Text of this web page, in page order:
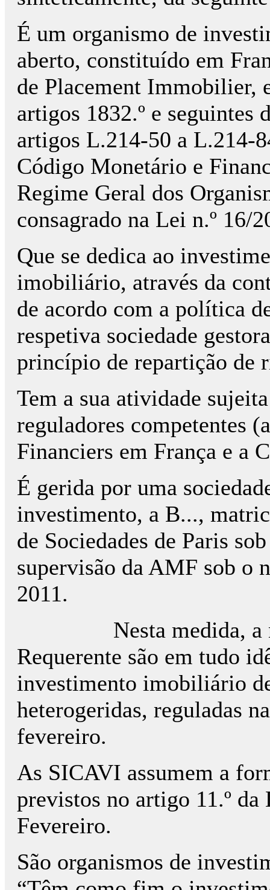
É um organismo de
aberto, constituído em
de Placement Immobilier,
artigos 1832.º e
artigos L.214-50 a L.214-
Código Monetário e
Regime Geral dos
consagrado na Lei n.º 16/
Que se dedica ao
imobiliário, através da
de acordo com a política
respetiva sociedade
princípio de repartição de
Tem a sua atividade
reguladores competentes
Financiers em França e a
É gerida por uma
investimento, a B...,
de Sociedades de Paris
supervisão da AMF sob o
2011.
Nesta medida,
Requerente são em tudo
investimento imobiliário
heterogeridas, reguladas
fevereiro.
As SICAVI assumem a
previstos no artigo 11.º da
Fevereiro.
São organismos de